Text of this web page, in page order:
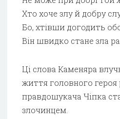
Хто хоче злу й добру
Бо, хтівши догодить
Він швидко стане зла
Ці слова Каменяра
життя головного героя
правдошукача Чіпка
злочинцем.